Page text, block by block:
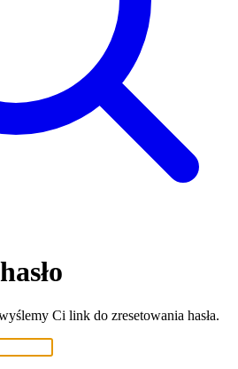
Ci link do zresetowania hasła.